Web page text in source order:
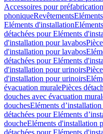
Accessoires pour
phoniqueRevêtements
Eléments d'installation
détachées pour Eléments
d'installation pour lavabos
d'installation pour lavabos
détachées pour Eléments
d'installation pour urinoirs
d'installation pour urinoirs
évacuation muralePièces
douches avec évacuation
douchesEléments
détachées pour Eléments
doucheEléments d'installation
détachées pour Eléments